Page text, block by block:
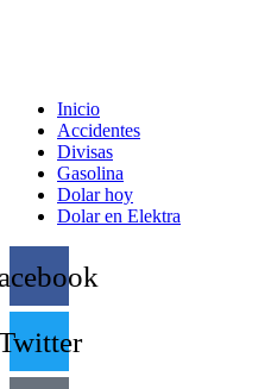
Inicio
Accidentes
Divisas
Gasolina
Dolar hoy
Dolar en Elektra